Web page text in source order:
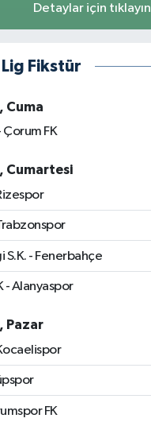
Detaylar için tıklayın
Fikstür
Cuma
FK
Cumartesi
- Fenerbahçe
- Alanyaspor
Pazar
FK